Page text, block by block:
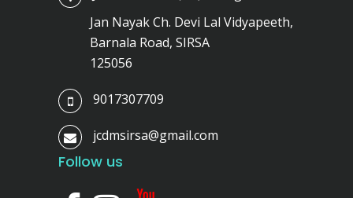
Jan Nayak Ch. Devi Lal Vidyapeeth,
Barnala Road, SIRSA
125056
9017307709
jcdmsirsa@gmail.com
Follow us